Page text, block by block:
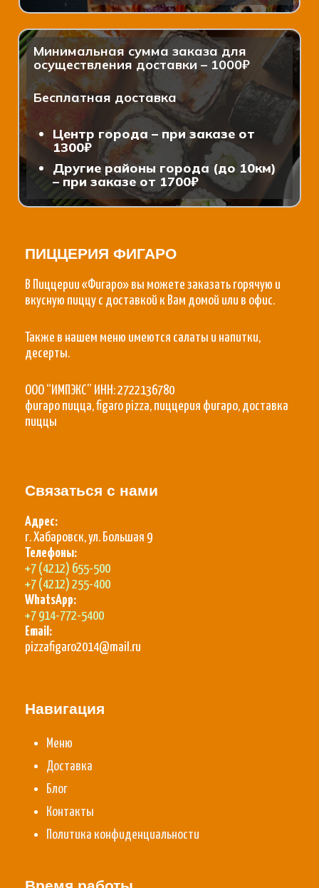
Минимальная сумма заказа для
осуществления доставки – 1000₽
Бесплатная доставка
Центр города – при заказе от
1300₽
Другие районы города (до 10км)
– при заказе от 1700₽
ПИЦЦЕРИЯ ФИГАРО
В Пиццерии «Фигаро» вы можете заказать горячую и
вкусную пиццу с доставкой к Вам домой или в офис.
Также в нашем меню имеются салаты и напитки,
десерты.
ООО “ИМПЭКС” ИНН: 2722136780
фигаро пицца, figaro pizza, пиццерия фигаро, доставка
пиццы
Связаться с нами
Адрес:
г. Хабаровск, ул. Большая 9
Телефоны:
+7 (4212) 655-500
+7 (4212) 255-400
WhatsApp:
+7 914-772-5400
Email:
pizzafigaro2014@mail.ru
Навигация
Меню
Доставка
Блог
Контакты
Политика конфиденциальности